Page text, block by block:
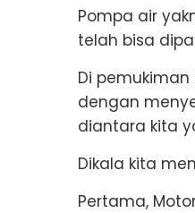
Pompa air
telah bisa
Di
dengan
diantara kita
Dikala kita
Pertama,